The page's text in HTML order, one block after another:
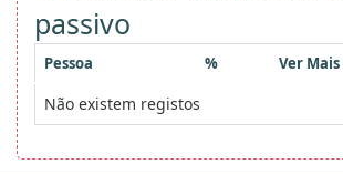
passivo
Pessoa % Ver Mais
Não existem registos